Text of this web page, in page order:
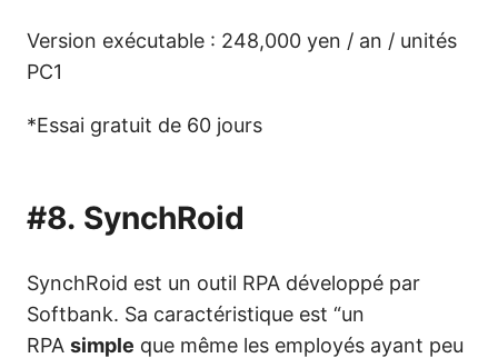
Version exécutable : 248,000 yen / an / unités
PC1
*Essai gratuit de 60 jours
#8. SynchRoid
SynchRoid est un outil RPA développé par
Softbank. Sa caractéristique est “un
RPA simple que même les employés ayant peu